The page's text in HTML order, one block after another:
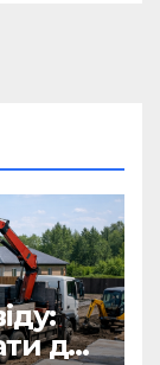
до